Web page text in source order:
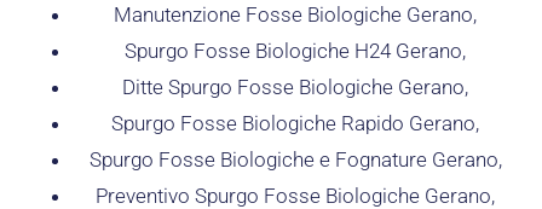
Manutenzione Fosse Biologiche Gerano,
Spurgo Fosse Biologiche H24 Gerano,
Ditte Spurgo Fosse Biologiche Gerano,
Spurgo Fosse Biologiche Rapido Gerano,
Spurgo Fosse Biologiche e Fognature Gerano,
Preventivo Spurgo Fosse Biologiche Gerano,